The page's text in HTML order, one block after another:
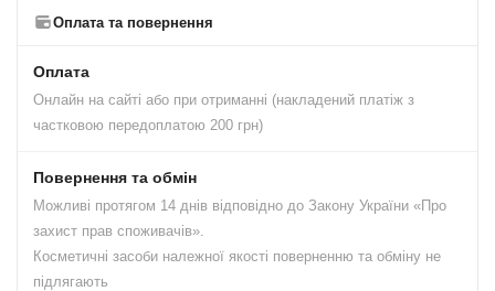
Оплата та повернення
Оплата
Онлайн на сайті або при отриманні (накладений платіж з
частковою передоплатою 200 грн)
Повернення та обмін
Можливі протягом 14 днів відповідно до Закону України «Про
захист прав споживачів».
Косметичні засоби належної якості поверненню та обміну не
підлягають